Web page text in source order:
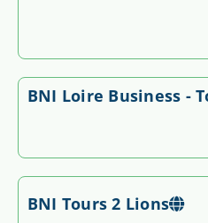
BNI Loire Business -
BNI Tours 2 Lions